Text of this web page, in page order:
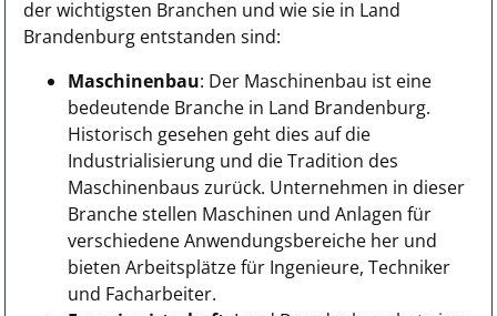
der wichtigsten Branchen und wie sie in Land
Brandenburg entstanden sind:
Maschinenbau: Der Maschinenbau ist eine
bedeutende Branche in Land Brandenburg.
Historisch gesehen geht dies auf die
Industrialisierung und die Tradition des
Maschinenbaus zurück. Unternehmen in dieser
Branche stellen Maschinen und Anlagen für
verschiedene Anwendungsbereiche her und
bieten Arbeitsplätze für Ingenieure, Techniker
und Facharbeiter.